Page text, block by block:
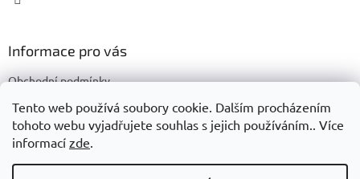
Tento web používá soubory cookie. Dalším procházením
tohoto webu vyjadřujete souhlas s jejich používáním.. Více
informací zde.
Informace pro vás
Obchodní podmínky
Podmínky ochrany osobních údajů